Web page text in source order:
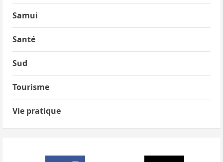
Samui
Santé
Sud
Tourisme
Vie pratique